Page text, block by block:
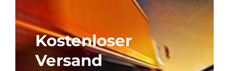
Kostenloser
Versand